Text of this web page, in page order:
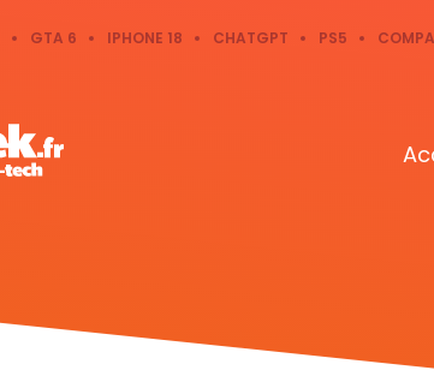
GTA 6 IPHONE 18 CHATGPT PS5